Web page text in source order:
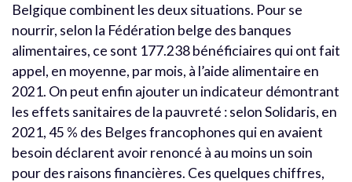
Belgique combinent les deux situations. Pour se
nourrir, selon la Fédération belge des banques
alimentaires, ce sont 177.238 bénéficiaires qui ont fait
appel, en moyenne, par mois, à l’aide alimentaire en
2021. On peut enfin ajouter un indicateur démontrant
les effets sanitaires de la pauvreté : selon Solidaris, en
2021, 45 % des Belges francophones qui en avaient
besoin déclarent avoir renoncé à au moins un soin
pour des raisons financières. Ces quelques chiffres,